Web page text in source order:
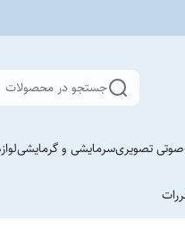
جستجو در محصولات
صوتی تصویریسرمایشی و گرمایشی